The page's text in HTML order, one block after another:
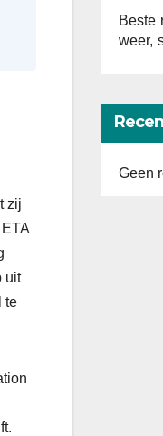
zij
uit
te
Beste
weer,
Geen